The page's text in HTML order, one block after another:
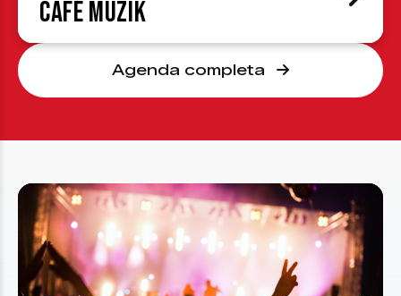
Café Muzik
Agenda completa